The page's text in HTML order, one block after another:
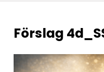
Förslag